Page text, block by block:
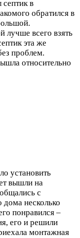
в
обратился в
лучше всего взять
эта же
проблем.
относительно
установить
вышли на
с
несколько
понравился –
его и решили
монтажная